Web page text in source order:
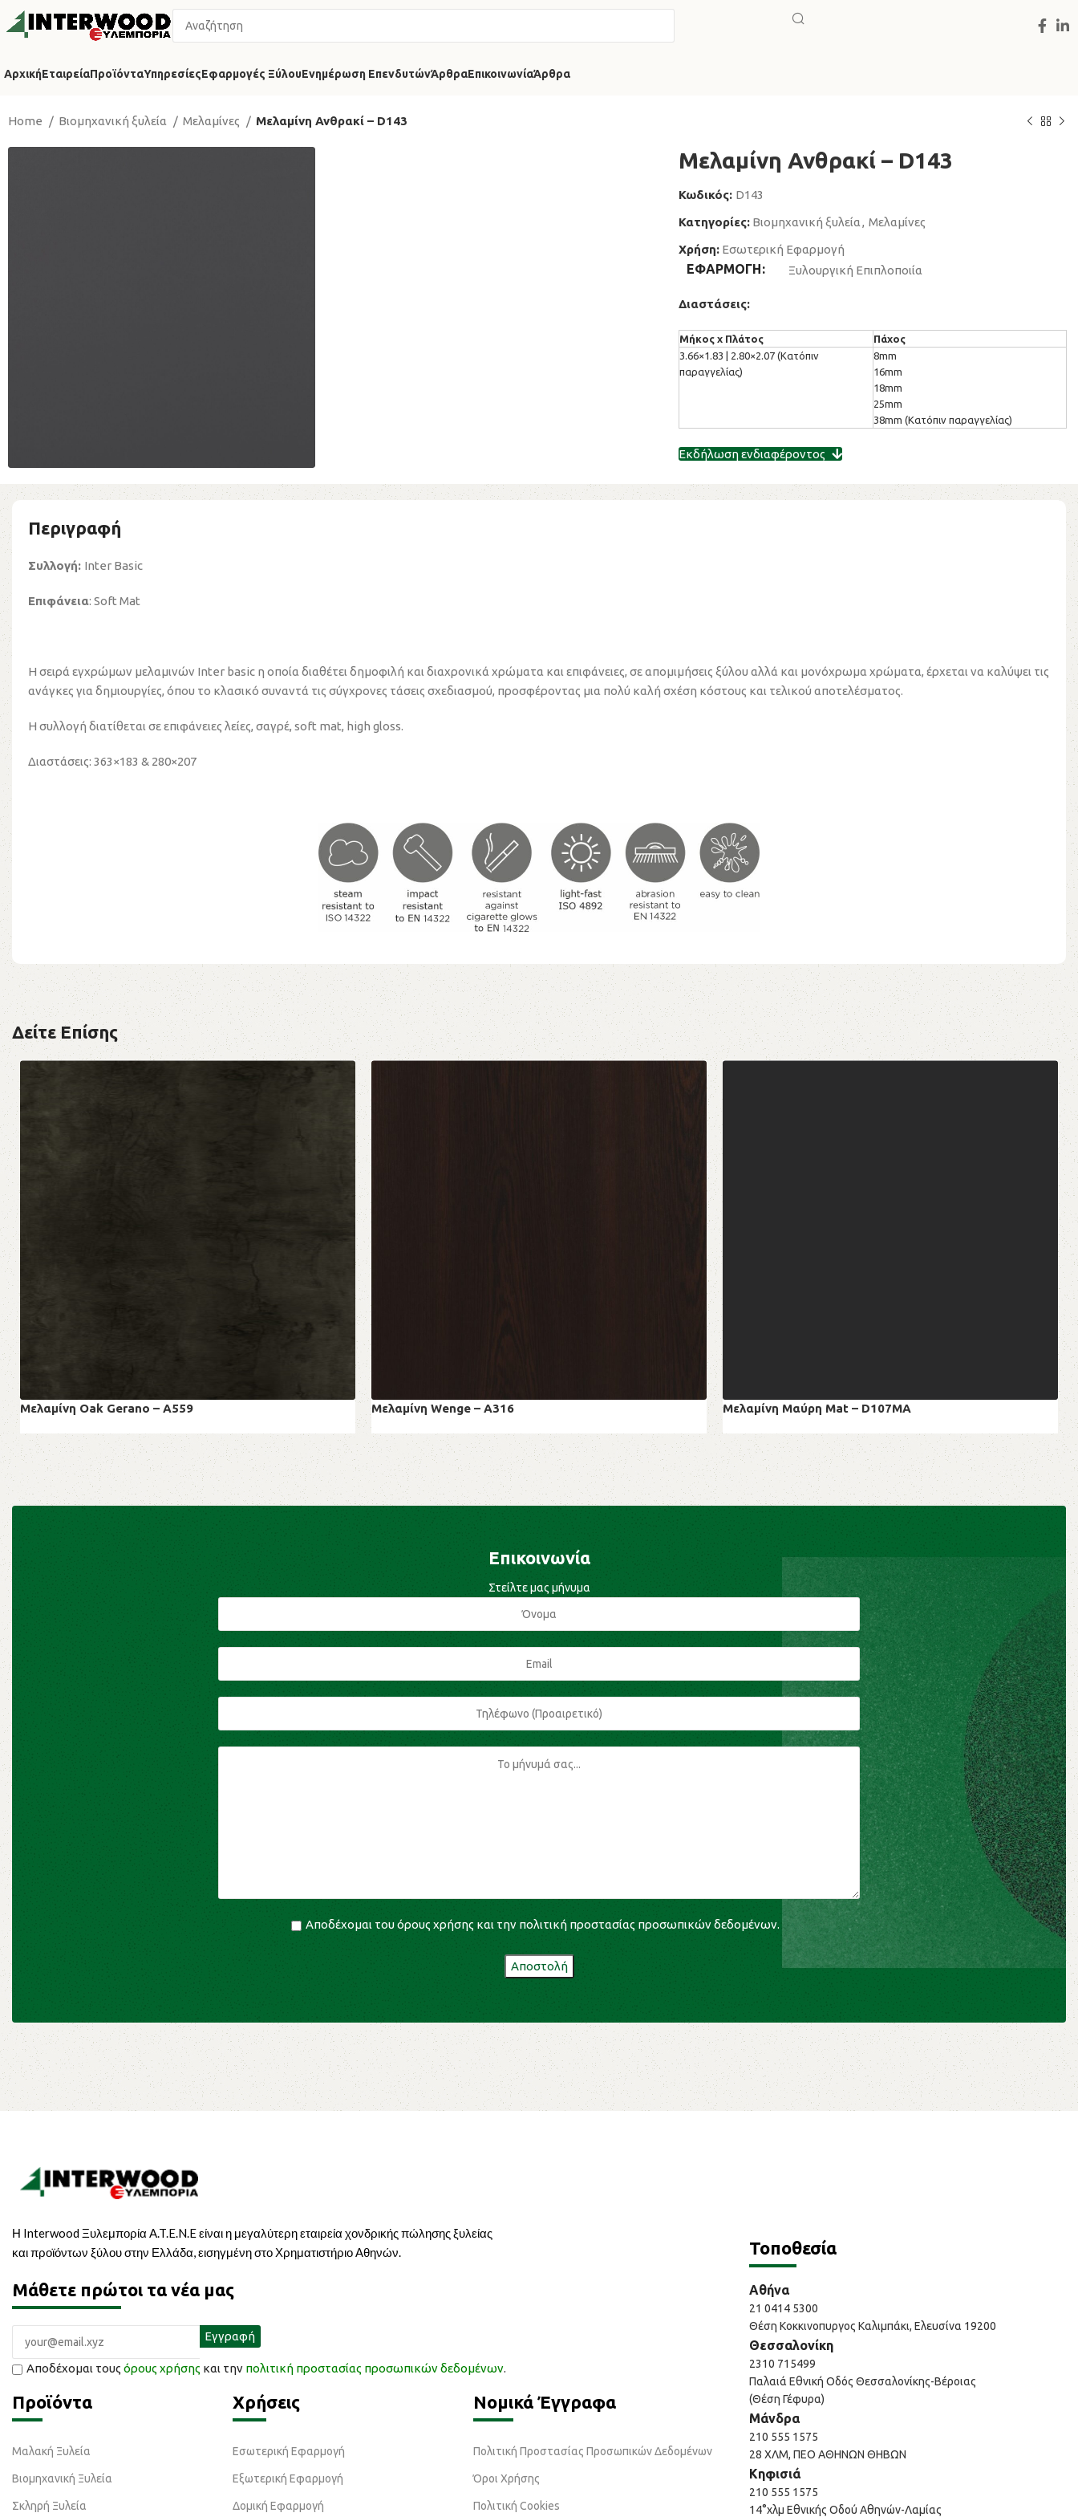
ΑρχικήΕταιρείαΠροϊόνταΥπηρεσίεςΕφαρμογές ΞύλουΕνημέρωση ΕπενδυτώνΆρθραΕπικοινωνίαΆρθρα
Home Βιομηχανική ξυλεία Μελαμίνες Μελαμίνη Ανθρακί – D143
Μελαμίνη Ανθρακί – D143
Κωδικός: D143
Κατηγορίες: Βιομηχανική ξυλεία, Μελαμίνες
Χρήση: Εσωτερική Εφαρμογή
ΕΦΑΡΜΟΓΗ Ξυλουργική Επιπλοποιία
Διαστάσεις:
3.66×1.83 | 2.80×2.07 (Κατόπιν
παραγγελίας)
8mm
16mm
18mm
25mm
38mm (Κατόπιν παραγγελίας)
Εκδήλωση ενδιαφέροντος
Περιγραφή
Συλλογή: Inter Basic
Επιφάνεια: Soft Mat
Η σειρά εγχρώμων μελαμινών Inter basic η οποία διαθέτει δημοφιλή και διαχρονικά χρώματα και επιφάνειες, σε απομιμήσεις ξύλου αλλά και μονόχρωμα χρώματα, έρχεται να καλύψει τις
ανάγκες για δημιουργίες, όπου το κλασικό συναντά τις σύγχρονες τάσεις σχεδιασμού, προσφέροντας μια πολύ καλή σχέση κόστους και τελικού αποτελέσματος.
Η συλλογή διατίθεται σε επιφάνειες λείες, σαγρέ, soft mat, high gloss.
Διαστάσεις: 363×183 & 280×207
Δείτε Επίσης
Μελαμίνη Oak Gerano – A559
Βιομηχανική ξυλεία ,Μελαμίνες
Μελαμίνη Wenge – A316
Βιομηχανική ξυλεία Μελαμίνες
Μελαμίνη Μαύρη Mat – D107MA
Βιομηχανική ξυλεία , Μελαμίνες
Επικοινωνία
Στείλτε μας μήνυμα
Αποδέχομαι τουόρους χρήσης και την πολιτική προστασίας προσωπικών δεδομένων.
Η Interwood Ξυλεμπορία A.T.E.N.E είναι η μεγαλύτερη εταιρεία χονδρικής πώλησης ξυλείας
και προϊόντων ξύλου στην Ελλάδα, εισηγμένη στο Χρηματιστήριο Αθηνών.
Μάθετε πρώτοι τα νέα μας
Αποδέχομαι τους όρους χρήσης και την πολιτική προστασίας προσωπικών δεδομένων.
Προϊόντα
Μαλακή Ξυλεία
Βιομηχανική Ξυλεία
Σκληρή Ξυλεία
Χρήσεις
Εσωτερική Εφαρμογή
Εξωτερική Εφαρμογή
Δομική Εφαρμογή
Νομικά Έγγραφα
Πολιτική Προστασίας Προσωπικών Δεδομένων
Όροι Χρήσης
Πολιτική Cookies
Τοποθεσία
Αθήνα
21 0414 5300
Θέση Κοκκινοπυργος Καλιμπάκι, Ελευσίνα 19200
Θεσσαλονίκη
2310 715499
Παλαιά Εθνική Οδός Θεσσαλονίκης-Βέροιας
(Θέση Γέφυρα)
Μάνδρα
210 555 1575
28 ΧΛΜ, ΠΕΟ ΑΘΗΝΩΝ ΘΗΒΩΝ
Κηφισιά
210 555 1575
14°χλμ Εθνικής Οδού Αθηνών-Λαμίας